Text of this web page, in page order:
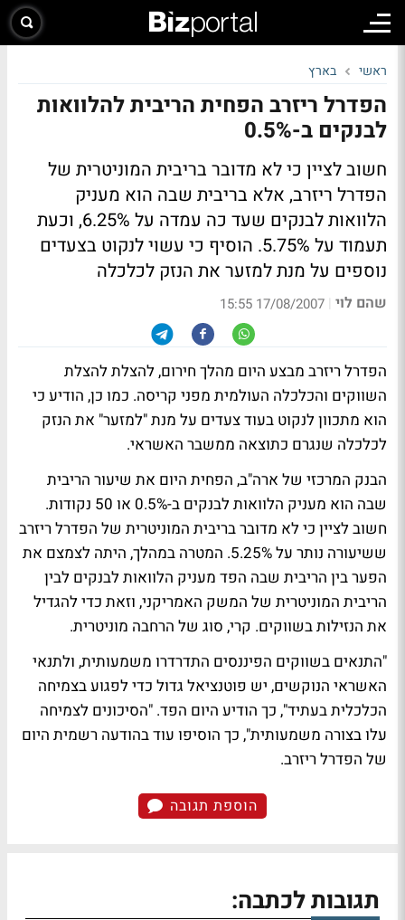
ראשי בארץ
הפדרל ריזרב הפחית הריבית להלוואות
לבנקים ב-0.5%
חשוב לציין כי לא מדובר בריבית המוניטרית של
הפדרל ריזרב, אלא בריבית שבה הוא מעניק
הלוואות לבנקים שעד כה עמדה על 6.25%, וכעת
תעמוד על 5.75%.
הוסיף כי עשוי לנקוט בצעדים
נוספים על מנת למזער את הנזק לכלכלה
שהם לוי |
17/08/2007 15:55
הפדרל ריזרב מבצע היום מהלך חירום, להצלת להצלת
השווקים והכלכלה העולמית מפני קריסה. כמו כן, הודיע כי
הוא מתכוון לנקוט בעוד צעדים על מנת "למזער" את הנזק
לכלכלה שנגרם כתוצאה ממשבר האשראי.
הבנק המרכזי של ארה"ב, הפחית היום את שיעור הריבית
שבה הוא מעניק הלוואות לבנקים ב-0.5% או 50 נקודות.
חשוב לציין כי לא מדובר בריבית המוניטרית של הפדרל ריזרב
ששיעורה נותר על 5.25%. המטרה במהלך, היתה לצמצם את
הפער בין הריבית שבה הפד מעניק הלוואות לבנקים לבין
הריבית המוניטרית של המשק האמריקני, וזאת כדי להגדיל
את הנזילות בשווקים. קרי, סוג של הרחבה מוניטרית.
"התנאים בשווקים הפיננסים התדרדרו משמעותית, ולתנאי
האשראי הנוקשים, יש פוטנציאל גדול כדי לפגוע בצמיחה
הכלכלית בעתיד", כך הודיע היום הפד. "הסיכונים לצמיחה
עלו בצורה משמעותית", כך הוסיפו עוד בהודעה רשמית היום
של הפדרל ריזרב.
הוספת תגובה
תגובות לכתבה: